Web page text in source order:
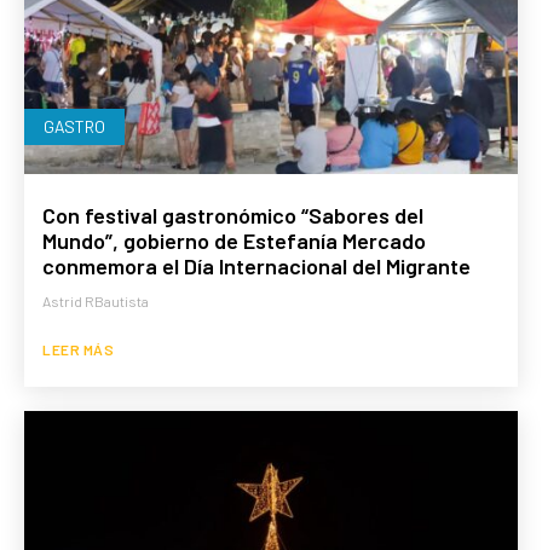
GASTRO
Con festival gastronómico “Sabores del
Mundo”, gobierno de Estefanía Mercado
conmemora el Día Internacional del Migrante
Astrid RBautista
LEER MÁS